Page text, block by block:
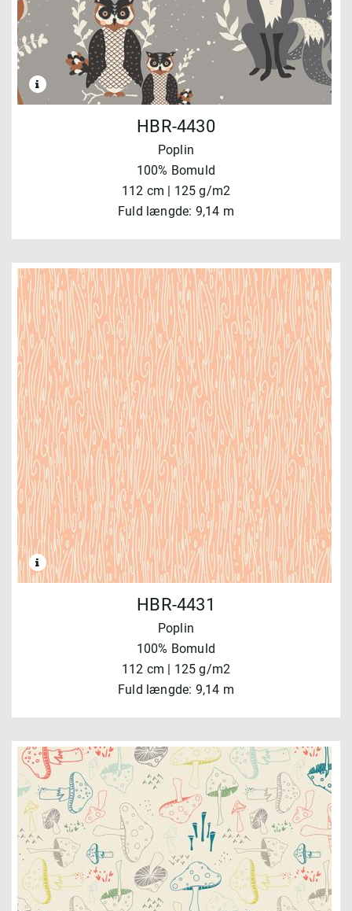
HBR-4430
Poplin
100% Bomuld
112 cm | 125 g/m2
Fuld længde: 9,14 m
HBR-4431
Poplin
100% Bomuld
112 cm | 125 g/m2
Fuld længde: 9,14 m